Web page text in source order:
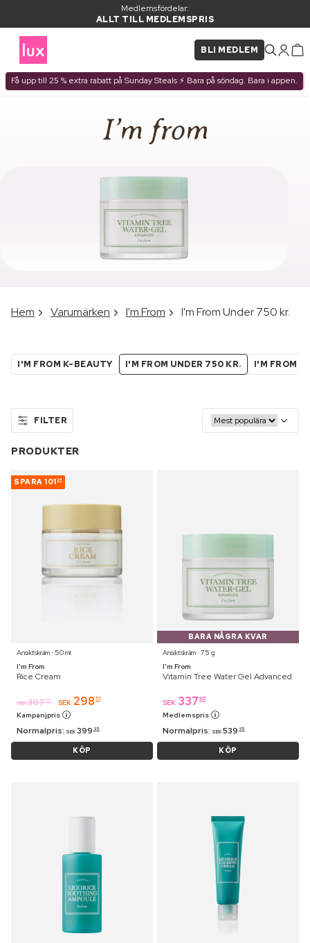
Medlemsfördelar:
ALLT TILL MEDLEMSPRIS
BLI MEDLEM
Få upp till 25 % extra rabatt på Sunday Steals ⚡ Bara på söndag. Bara i appen.
Hem Varumärken I'm From I'm From Under 750 kr.
I'M FROM K-BEAUTY I'M FROM UNDER 750 KR. I'M FROM
FILTER
PRODUKTER
SPARA 101 24
Ansiktskräm ⋅ 50 ml
I'm From
Rice Cream
SEK 307 95 SEK 298 71
Kampanjpris
Normalpris: SEK 399 95
KÖP
BARA NÅGRA KVAR
Ansiktskräm ⋅ 75 g
I'm From
Vitamin Tree Water Gel Advanced
SEK 337 95
Medlemspris
Normalpris: SEK 539 95
KÖP